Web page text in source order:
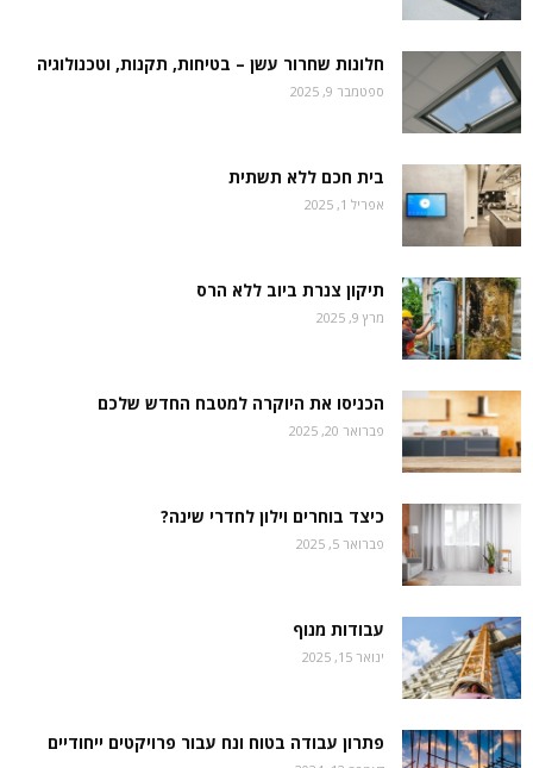
חלונות שחרור עשן – בטיחות, תקנות, וטכנולוגיה
ספטמבר 9, 2025
בית חכם ללא תשתית
אפריל 1, 2025
תיקון צנרת ביוב ללא הרס
מרץ 9, 2025
הכניסו את היוקרה למטבח החדש שלכם
פברואר 20, 2025
כיצד בוחרים וילון לחדרי שינה?
פברואר 5, 2025
עבודות מנוף
ינואר 15, 2025
פתרון עבודה בטוח ונח עבור פרויקטים ייחודיים